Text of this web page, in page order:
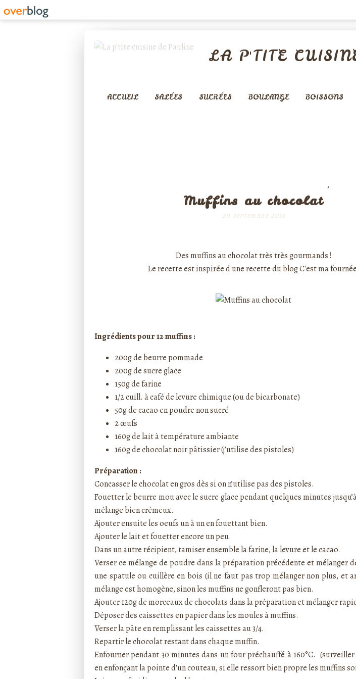
LA P'TITE
ACCUEIL SALÉES SUCRÉES BOULANGE BOISSONS
,
Muffins au chocolat
29 SEPTEMBRE 2018
Des muffins au chocolat très très gourmands !
Le recette est inspirée d'une recette du blogC'est ma fournée
Ingrédients pour 12 muffins :
200g de beurre pommade
200g de sucre glace
150g de farine
1/2 cuill. à café de levure chimique (ou de bicarbonate)
50g de cacao en poudre non sucré
2 œufs
160g de lait à température ambiante
160g de chocolat noir pâtissier (j’utilise des pistoles)
Préparation :
Concasser le chocolat en gros dès si on n’utilise pas des pistoles.
Fouetter le beurre mou avec le sucre glace pendant quelques minutes
mélange bien crémeux.
Ajouter ensuite les oeufs un à un en fouettant bien.
Ajouter le lait et fouetter encore un peu.
Dans un autre récipient, tamiser ensemble la farine, la levure et le cacao.
Verser ce mélange de poudre dans la préparation précédente et mélanger
une spatule ou cuillère en bois (il ne faut pas trop mélanger non plus, et
mélange est homogène, sinon les muffins ne gonfleront pas bien.
Ajouter 120g de morceaux de chocolats dans la préparation et mélanger
Déposer des caissettes en papier dans les moules à muffins.
Verser la pâte en remplissant les caissettes au 3/4.
Repartir le chocolat restant dans chaque muffin.
Enfourner pendant 30 minutes dans un four préchauffé à 160°C.
en enfonçant la pointe d'un couteau, si elle ressort bien propre les muffins